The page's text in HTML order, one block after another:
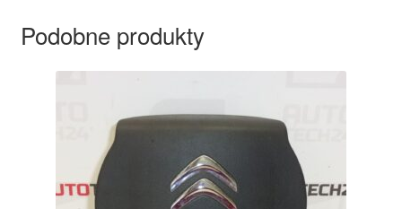
Podobne produkty